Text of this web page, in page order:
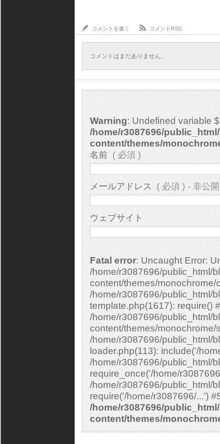
コメントを書く コメントRSS
コメントはまだありません。
Warning : Undefined variable
/home/r3087696/
content/themes/
名前 ( 必須 )
メールアドレス ( 必須 ) - 非公
ウェブサイト
Fatal error: Uncaught Error: Undefined constant "cs_print_smilies" in
/home/r3087696/public_html/
content/themes/
/home/r3087696/public_html/
template.php(1617): require()
/home/r3087696/public_html/
content/themes/
/home/r3087696/public_html/
loader.php(113): include('/
/home/r3087696/public_html/
require_once('/home/
/home/r3087696/public_html/
/home/r3087696/
content/themes/